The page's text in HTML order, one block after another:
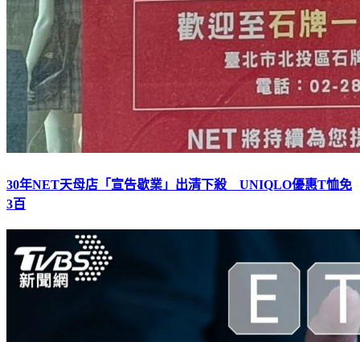
30年NET天母店「宣告歇業」出清下殺 UNIQLO優惠T恤免
3百